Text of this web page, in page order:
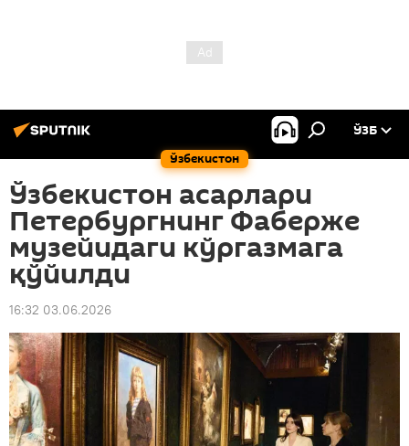
Ўзбекистон
ЎЗБ
Ўзбекистон асарлари
Петербургнинг Фаберже
музейидаги кўргазмага
қўйилди
16:32 03.06.2026